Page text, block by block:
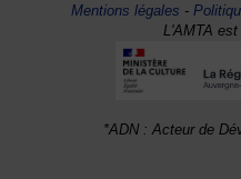
Mentions légales -
L'AMTA
*ADN : Acteur de